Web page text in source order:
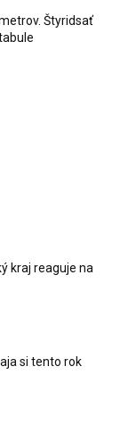
Štyridsať
kraj reaguje na
si tento rok